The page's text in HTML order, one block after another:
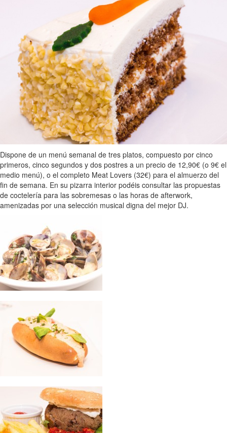
Dispone de un menú semanal de tres platos, compuesto por cinco
primeros, cinco segundos y dos postres a un precio de 12,90€ (o 9€ el
medio menú), o el completo Meat Lovers (32€) para el almuerzo del
fin de semana. En su pizarra interior podéis consultar las propuestas
de coctelería para las sobremesas o las horas de afterwork,
amenizadas por una selección musical digna del mejor DJ.